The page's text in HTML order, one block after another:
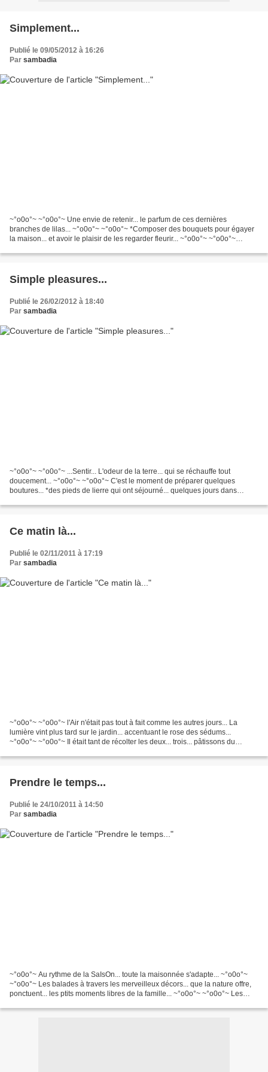
Simplement...
Publié le 09/05/2012 à 16:26
Par sambadia
~°o0o°~ ~°o0o°~ Une envie de retenir... le parfum de ces dernières
branches de lilas... ~°o0o°~ ~°o0o°~ *Composer des bouquets pour égayer
la maison... et avoir le plaisir de les regarder fleurir... ~°o0o°~ ~°o0o°~
Simple pleasures...
Publié le 26/02/2012 à 18:40
Par sambadia
~°o0o°~ ~°o0o°~ ...Sentir... L'odeur de la terre... qui se réchauffe tout
doucement... ~°o0o°~ ~°o0o°~ C'est le moment de préparer quelques
boutures... *des pieds de lierre qui ont séjourné... quelques jours dans
Ce matin là...
Publié le 02/11/2011 à 17:19
Par sambadia
~°o0o°~ ~°o0o°~ l'Air n'était pas tout à fait comme les autres jours... La
lumière vint plus tard sur le jardin... accentuant le rose des sédums...
~°o0o°~ ~°o0o°~ Il était tant de récolter les deux... trois... pâtissons du
Prendre le temps...
Publié le 24/10/2011 à 14:50
Par sambadia
~°o0o°~ Au rythme de la SaIsOn... toute la maisonnée s'adapte... ~°o0o°~
~°o0o°~ Les balades à travers les merveilleux décors... que la nature offre,
ponctuent... les ptits moments libres de la famille... ~°o0o°~ ~°o0o°~ Les